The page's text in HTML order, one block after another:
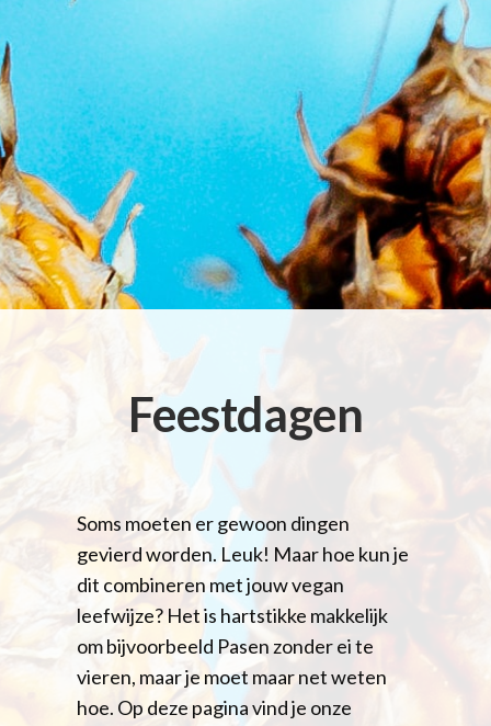
Feestdagen
Soms moeten er gewoon dingen
gevierd worden. Leuk! Maar hoe kun je
dit combineren met jouw vegan
leefwijze? Het is hartstikke makkelijk
om bijvoorbeeld Pasen zonder ei te
vieren, maar je moet maar net weten
hoe. Op deze pagina vind je onze